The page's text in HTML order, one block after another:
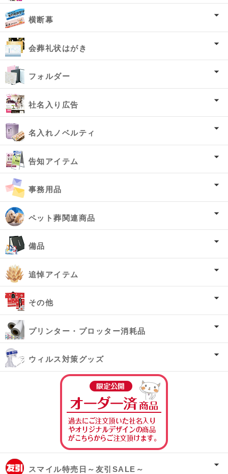
横断幕
会葬礼状はがき
フォルダー
社名入り広告
名入れノベルティ
告知アイテム
事務用品
ペット葬関連商品
備品
追悼アイテム
その他
プリンター・プロッター消耗品
ウィルス対策グッズ
スマイル特売日～友引SALE～